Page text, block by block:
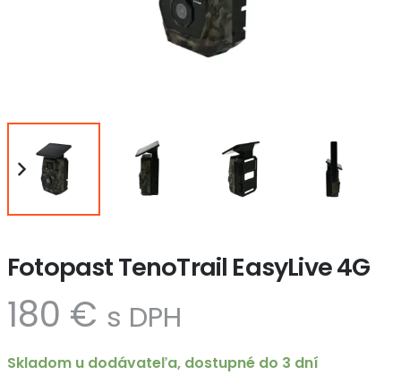
Fotopast TenoTrail EasyLive 4G
180 € s DPH
Skladom u dodávateľa, dostupné do 3 dní